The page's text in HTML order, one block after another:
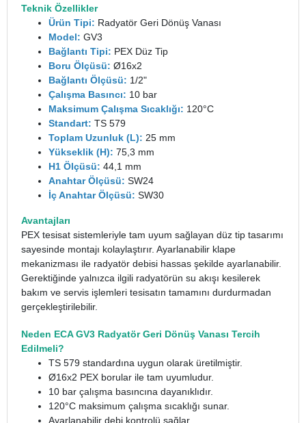
Teknik Özellikler
Ürün Tipi: Radyatör Geri Dönüş Vanası
Model: GV3
Bağlantı Tipi: PEX Düz Tip
Boru Ölçüsü: Ø16x2
Bağlantı Ölçüsü: 1/2"
Çalışma Basıncı: 10 bar
Maksimum Çalışma Sıcaklığı: 120°C
Standart: TS 579
Toplam Uzunluk (L): 25 mm
Yükseklik (H): 75,3 mm
H1 Ölçüsü: 44,1 mm
Anahtar Ölçüsü: SW24
İç Anahtar Ölçüsü: SW30
Avantajları
PEX tesisat sistemleriyle tam uyum sağlayan düz tip tasarımı
sayesinde montajı kolaylaştırır. Ayarlanabilir klape
mekanizması ile radyatör debisi hassas şekilde ayarlanabilir.
Gerektiğinde yalnızca ilgili radyatörün su akışı kesilerek
bakım ve servis işlemleri tesisatın tamamını durdurmadan
gerçekleştirilebilir.
Neden ECA GV3 Radyatör Geri Dönüş Vanası Tercih
Edilmeli?
TS 579 standardına uygun olarak üretilmiştir.
Ø16x2 PEX borular ile tam uyumludur.
10 bar çalışma basıncına dayanıklıdır.
120°C maksimum çalışma sıcaklığı sunar.
Ayarlanabilir debi kontrolü sağlar.